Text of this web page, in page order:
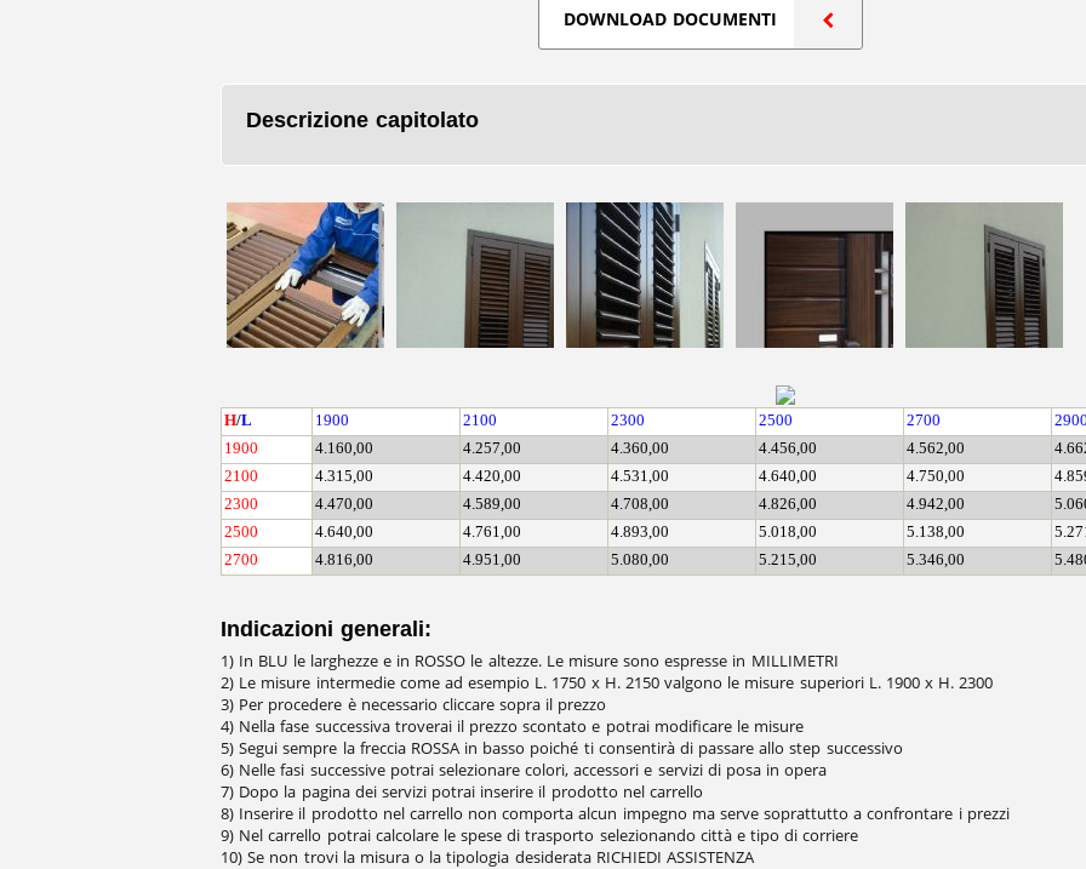
DOWNLOAD DOCUMENTI
Descrizione capitolato
H/L 1900 2100 2300 2500 2700 2900
1900
4.160,00 4.257,00 4.360,00 4.456,00 4.562,00
2100
4.315,00 4.420,00 4.531,00 4.640,00 4.750,00
2300
4.470,00 4.589,00 4.708,00 4.826,00 4.942,00
2500
4.640,00 4.761,00 4.893,00 5.018,00 5.138,00
2700
4.816,00 4.951,00 5.080,00 5.215,00 5.346,00
Indicazioni generali:
1) In BLU le larghezze e in ROSSO le altezze. Le misure sono espresse in MILLIMETRI
2) Le misure intermedie come ad esempio L. 1750 x H. 2150 valgono le misure superiori L. 1900 x H. 2300
3) Per procedere è necessario cliccare sopra il prezzo
4) Nella fase successiva troverai il prezzo scontato e potrai modificare le misure
5) Segui sempre la freccia ROSSA in basso poiché ti consentirà di passare allo step successivo
6) Nelle fasi successive potrai selezionare colori, accessori e servizi di posa in opera
7) Dopo la pagina dei servizi potrai inserire il prodotto nel carrello
8) Inserire il prodotto nel carrello non comporta alcun impegno ma serve soprattutto a confrontare i prezzi
9) Nel carrello potrai calcolare le spese di trasporto selezionando città e tipo di corriere
10) Se non trovi la misura o la tipologia desiderata RICHIEDI ASSISTENZA